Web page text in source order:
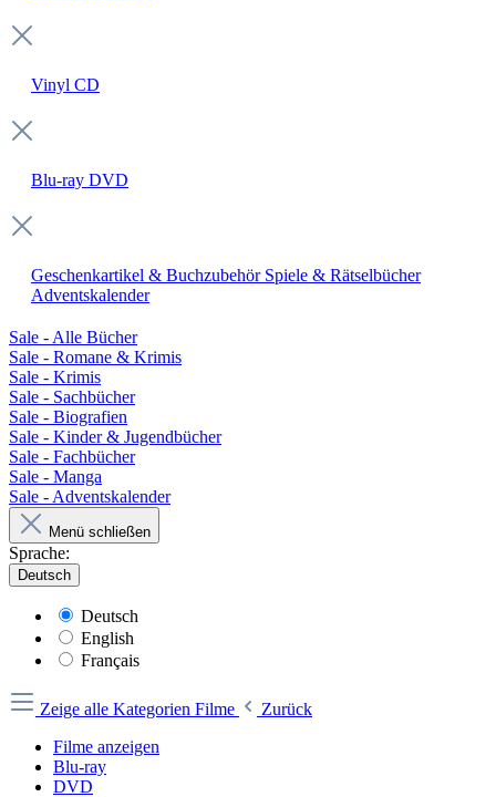
Vinyl CD
Blu-ray DVD
Geschenkartikel & Buchzubehör Spiele & Rätselbücher
Adventskalender
Sale - Alle Bücher
Sale - Romane & Krimis
Sale - Krimis
Sale - Sachbücher
Sale - Biografien
Sale - Kinder & Jugendbücher
Sale - Fachbücher
Sale - Manga
Sale - Adventskalender
Menü schließen
Sprache:
Deutsch
Deutsch
English
Français
Zeige alle Kategorien Filme
Zurück
Filme anzeigen
Blu-ray
DVD